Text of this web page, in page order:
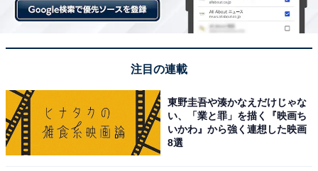
【今日チェックしたい】Boseの人気商品5選
Bose「QuietComfort Earbuds LE」
注目の連載
東野圭吾や湊かなえだけじゃな
い、「業と罪」を描く『映画ち
いかわ』から強く連想した映画
8選